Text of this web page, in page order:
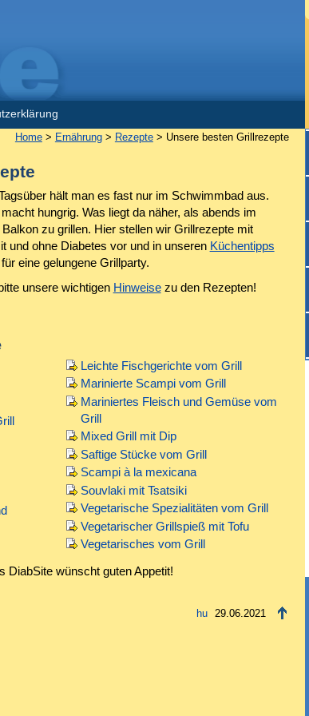
Home> Ernährung> Rezepte> Unsere besten Grillrezepte
hält man es fast nur im Schwimmbad aus.
hungrig. Was liegt da näher, als abends im
zu grillen. Hier stellen wir Grillrezepte mit
und ohne Diabetes vor und in unseren Küchentipps
eine gelungene Grillparty.
unsere wichtigen Hinweisezu den Rezepten!
Leichte Fischgerichte vom Grill
Marinierte Scampi vom Grill
Mariniertes Fleisch und Gemüse vom
Grill
Mixed Grill mit Dip
Saftige Stücke vom Grill
Scampi à la mexicana
Souvlaki mit Tsatsiki
Vegetarische Spezialitäten vom Grill
Vegetarischer Grillspieß mit Tofu
Vegetarisches vom Grill
DiabSite wünscht guten Appetit!
29.06.2021